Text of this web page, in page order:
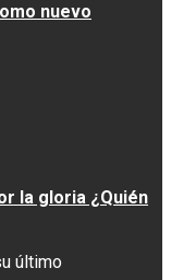
nuevo
la gloria ¿Quién
último